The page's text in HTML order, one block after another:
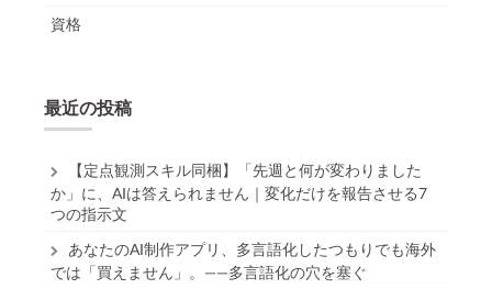
資格
最近の投稿
【定点観測スキル同梱】「先週と何が変わりました
か」に、AIは答えられません｜変化だけを報告させる7
つの指示文
あなたのAI制作アプリ、多言語化したつもりでも海外
では「買えません」。——多言語化の穴を塞ぐ